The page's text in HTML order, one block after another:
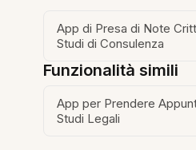
App di Presa di Note
Studi di Consulenza
Funzionalità simili
App per Prendere
Studi Legali